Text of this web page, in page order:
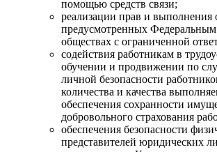
помощью средств связи;
реализации прав и выполнения
предусмотренных
обществах с ограниченной
содействия работникам в
обучении и продвижении по
личной безопасности
количества и качества
обеспечения сохранности
добровольного страхования
обеспечения безопасности
представителей юридических